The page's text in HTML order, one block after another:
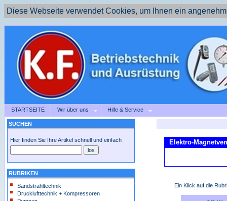
Diese Webseite verwendet Cookies, um Ihnen ein
STARTSEITE Wir über uns Hilfe & Service
SUCHEN
Hier finden Sie Ihre Artikel schnell und einfach
RUBRIKEN
Sandstrahltechnik
Drucklufttechnik + Kompressoren
Elektro-
Ein Klick auf die